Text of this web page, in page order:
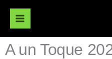
contenido
A un Toque